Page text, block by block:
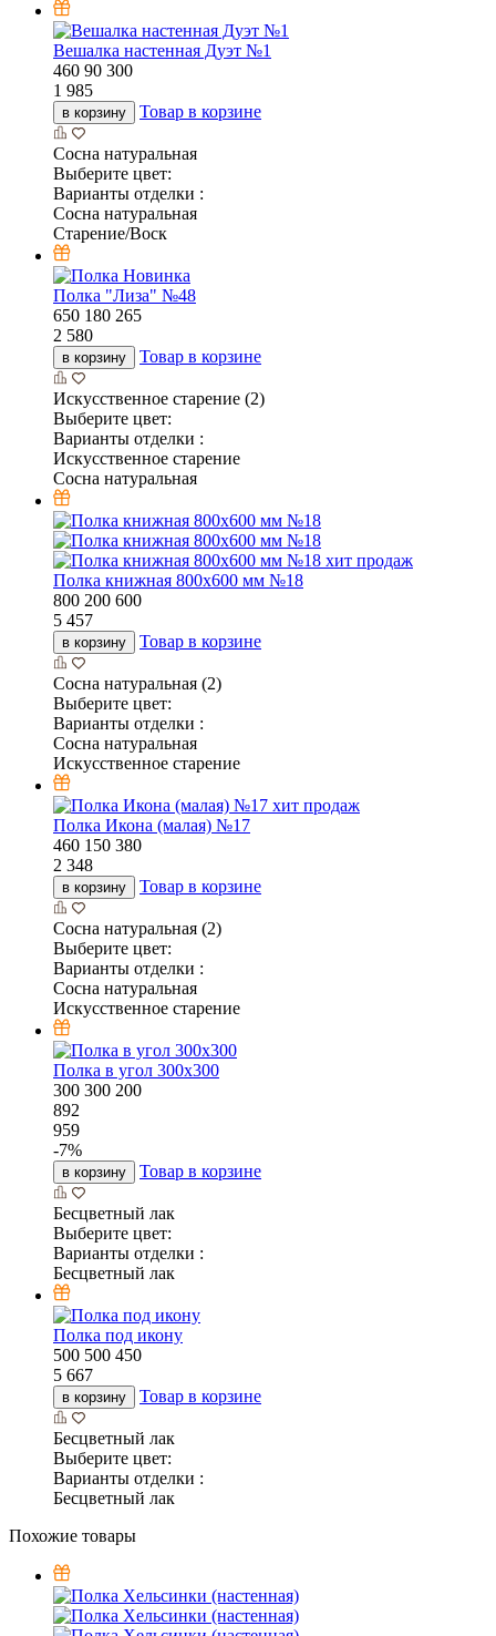
Вешалка настенная Дуэт №1
460 90 300
1 985
в корзину Товар в корзине
Сосна натуральная
Выберите цвет:
Варианты отделки :
Сосна натуральная
Старение/Воск
Новинка
Полка "Лиза" №48
650 180 265
2 580
в корзину Товар в корзине
Искусственное старение (2)
Выберите цвет:
Варианты отделки :
Искусственное старение
Сосна натуральная
хит продаж
Полка книжная 800х600 мм №18
800 200 600
5 457
в корзину Товар в корзине
Сосна натуральная (2)
Выберите цвет:
Варианты отделки :
Сосна натуральная
Искусственное старение
хит продаж
Полка Икона (малая) №17
460 150 380
2 348
в корзину Товар в корзине
Сосна натуральная (2)
Выберите цвет:
Варианты отделки :
Сосна натуральная
Искусственное старение
Полка в угол 300х300
300 300 200
892
959
-7%
в корзину Товар в корзине
Бесцветный лак
Выберите цвет:
Варианты отделки :
Бесцветный лак
Полка под икону
500 500 450
5 667
в корзину Товар в корзине
Бесцветный лак
Выберите цвет:
Варианты отделки :
Бесцветный лак
Похожие товары